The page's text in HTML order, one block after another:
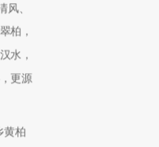
、
柏，
水，
更源
黄柏